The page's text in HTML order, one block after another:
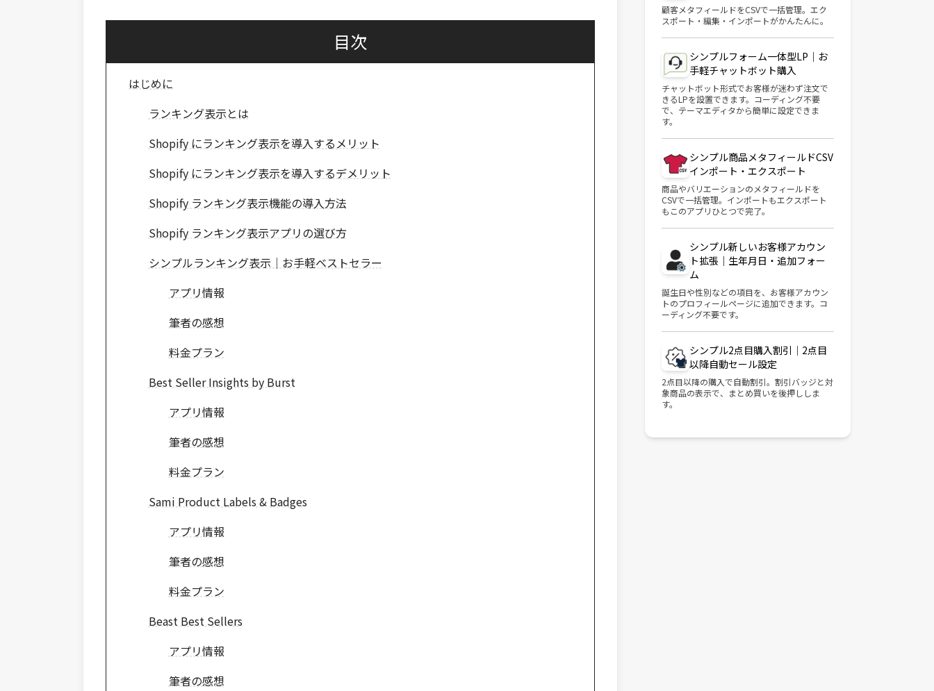
目次
はじめに
ランキング表示とは
Shopify にランキング表示を導入するメリット
Shopify にランキング表示を導入するデメリット
Shopify ランキング表示機能の導入方法
Shopify ランキング表示アプリの選び方
シンプルランキング表示｜お手軽ベストセラー
アプリ情報
筆者の感想
料金プラン
Best Seller Insights by Burst
アプリ情報
筆者の感想
料金プラン
Sami Product Labels & Badges
アプリ情報
筆者の感想
料金プラン
Beast Best Sellers
アプリ情報
筆者の感想
顧客メタフィールドをCSVで一括管理。エク
スポート・編集・インポートがかんたんに。
シンプルフォーム一体型LP｜お
手軽チャットボット購入
チャットボット形式でお客様が迷わず注文で
きるLPを設置できます。コーディング不要
で、テーマエディタから簡単に設定できま
す。
シンプル商品メタフィールドCSV
インポート・エクスポート
商品やバリエーションのメタフィールドを
CSVで一括管理。インポートもエクスポート
もこのアプリひとつで完了。
シンプル新しいお客様アカウン
ト拡張｜生年月日・追加フォー
ム
誕生日や性別などの項目を、お客様アカウン
トのプロフィールページに追加できます。コ
ーディング不要です。
シンプル2点目購入割引｜2点目
以降自動セール設定
2点目以降の購入で自動割引。割引バッジと対
象商品の表示で、まとめ買いを後押ししま
す。